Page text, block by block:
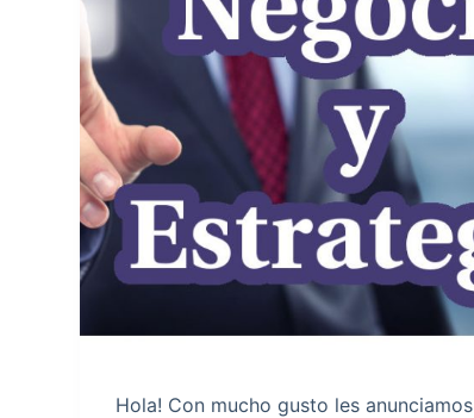
Hola! Con mucho gusto les anunciamos